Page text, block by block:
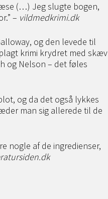
(…) Jeg slugte bogen,
– vildmedkrimi.dk
og den levede til
krimi krydret med skæv
og Nelson – det føles
og da det også lykkes
man sig allerede til de
nogle af de ingredienser,